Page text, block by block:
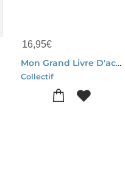
16,95€
Mon Grand Livre D'activites Nature
Collectif